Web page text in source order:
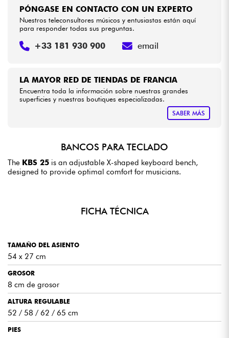
LA MAYOR RED DE TIENDAS DE FRANCIA
Encuentra toda la información sobre nuestras grandes
superficies y nuestras boutiques especializadas.
SABER MÁS
PÓNGASE EN CONTACTO CON UN EXPERTO
Nuestros teleconsultores músicos y entusiastas están aquí
para responder todas sus preguntas.
+33 181 930 900 email
BANCOS PARA TECLADO
The KBS 25 is an adjustable X-shaped keyboard bench,
designed to provide optimal comfort for musicians.
FICHA TÉCNICA
TAMAÑO DEL ASIENTO
54 x 27 cm
GROSOR
8 cm de grosor
ALTURA REGULABLE
52 / 58 / 62 / 65 cm
PIES